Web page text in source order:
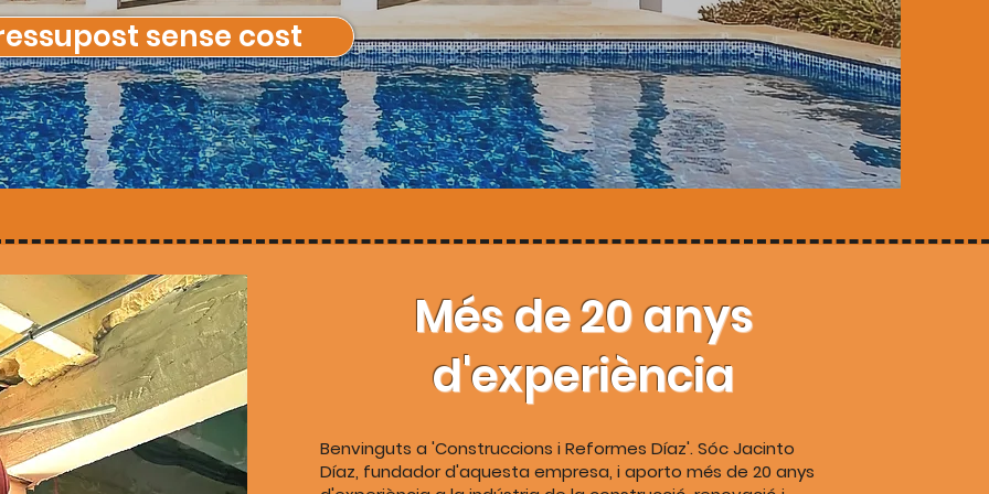
sense cost
Més de 20 anys
d'experiència
Benvinguts a 'Construccions i Reformes Díaz'. Sóc Jacinto
Díaz, fundador d'aquesta empresa, i aporto més de 20 anys